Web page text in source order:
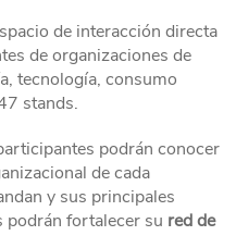
de interacción directa
de organizaciones de
tecnología, consumo
stands.
podrán conocer
de cada
y sus principales
podrán fortalecer su red de